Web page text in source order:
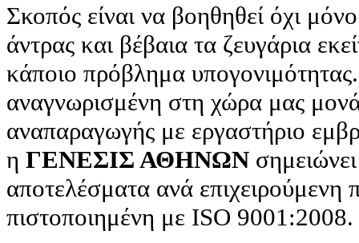
Σκοπός είναι να βοηθηθεί όχι
άντρας και βέβαια τα ζευγάρια
κάποιο πρόβλημα
αναγνωρισμένη στη χώρα μας
αναπαραγωγής με εργαστήριο
η ΓΕΝΕΣΙΣ ΑΘΗΝΩΝ
αποτελέσματα ανά επιχειρούμενη
πιστοποιημένη με ISO 9001:2008.